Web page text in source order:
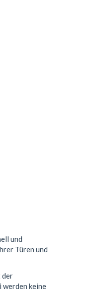
und
Türen und
der
keine